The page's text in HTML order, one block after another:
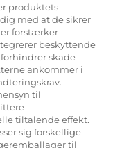
produktets
med at de sikrer
forstærker
beskyttende
skade
ankommer i
til
tiltalende effekt.
sig forskellige
til